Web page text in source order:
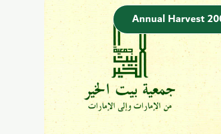
Annual Harvest